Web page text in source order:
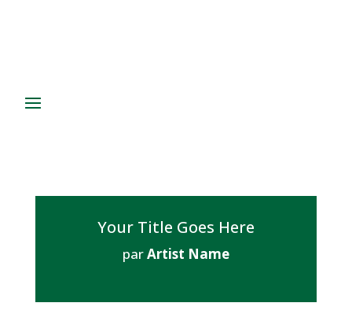
Your Title Goes Here
parArtist Name